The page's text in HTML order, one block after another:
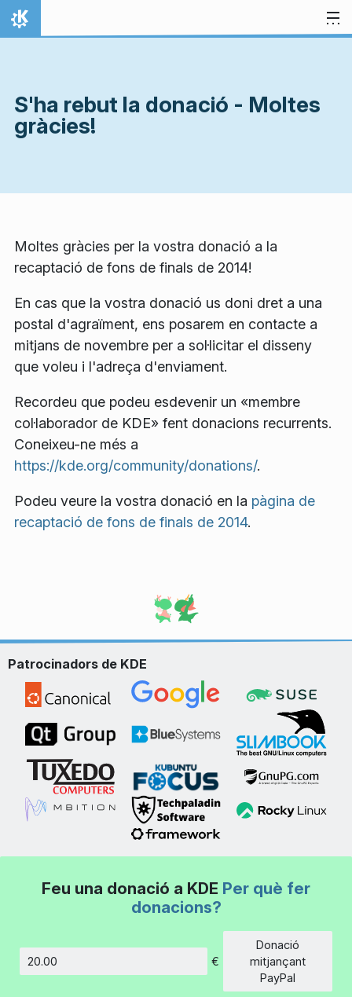
Salta al contingut
Inici
S'ha rebut la donació - Moltes
gràcies!
Moltes gràcies per la vostra donació a la
recaptació de fons de finals de 2014!
En cas que la vostra donació us doni dret a una
postal d'agraïment, ens posarem en contacte a
mitjans de novembre per a sol·licitar el disseny
que voleu i l'adreça d'enviament.
Recordeu que podeu esdevenir un «membre
col·laborador de KDE» fent donacions recurrents.
Coneixeu-ne més a
https://kde.org/community/donations/.
Podeu veure la vostra donació en la pàgina de
recaptació de fons de finals de 2014.
Patrocinadors de KDE
Feu una donació a KDE Per què fer
donacions?
€
Donació
mitjançant
PayPal